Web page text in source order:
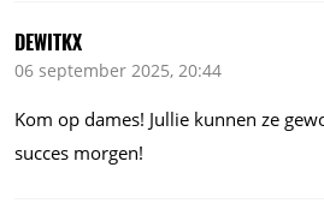
DEWITKX
06 september 2025, 20:44
Kom op dames! Jullie kunnen ze
succes morgen!